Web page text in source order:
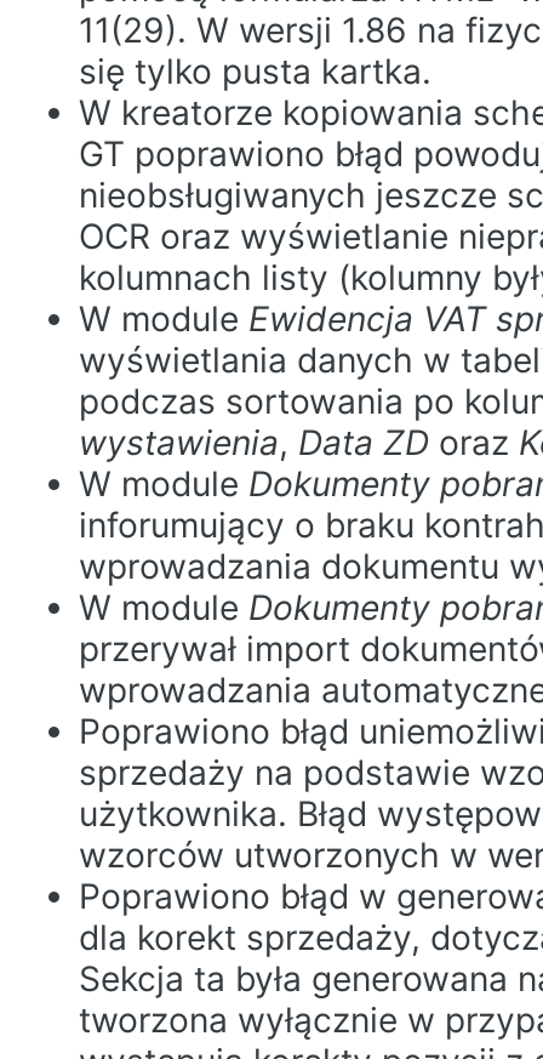
11(29). W wersji 1.86 na
się tylko pusta kartka.
W kreatorze kopiowania
GT poprawiono błąd
nieobsługiwanych jeszcze
OCR oraz wyświetlanie
kolumnach listy (kolumny
W module Ewidencja VAT
wyświetlania danych w
podczas sortowania po
wystawienia, Data ZD oraz
W module Dokumenty
inforumujący o braku
wprowadzania dokumentu
W module Dokumenty
przerywał import
wprowadzania
Poprawiono błąd
sprzedaży na podstawie
użytkownika. Błąd
wzorców utworzonych w
Poprawiono błąd w
dla korekt sprzedaży,
Sekcja ta była generowana
tworzona wyłącznie w